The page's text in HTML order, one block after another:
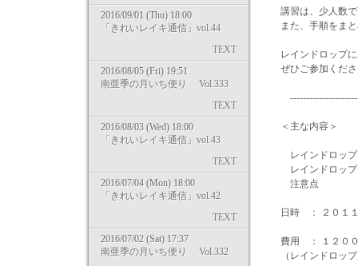
2016/09/01 (Thu) 18:00
「きれいレイキ通信」vol.44
TEXT
2016/08/05 (Fri) 19:51
南亜季の月いち便り Vol.333
TEXT
2016/08/03 (Wed) 18:00
「きれいレイキ通信」vol.43
TEXT
2016/07/04 (Mon) 18:00
「きれいレイキ通信」vol.42
TEXT
2016/07/02 (Sat) 17:37
南亜季の月いち便り Vol.332
講習は、少人数
また、手順をま
レインドロップに
ぜひご参加くだ
＜主な内容＞
レインドロップ
レインドロップ
注意点
日時 ： ２０１１
費用 ： １２０
（レインドロップ